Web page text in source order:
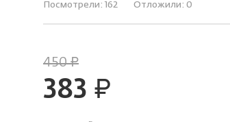
Посмотрели: 162 Отложили: 0
450руб.
383 руб.